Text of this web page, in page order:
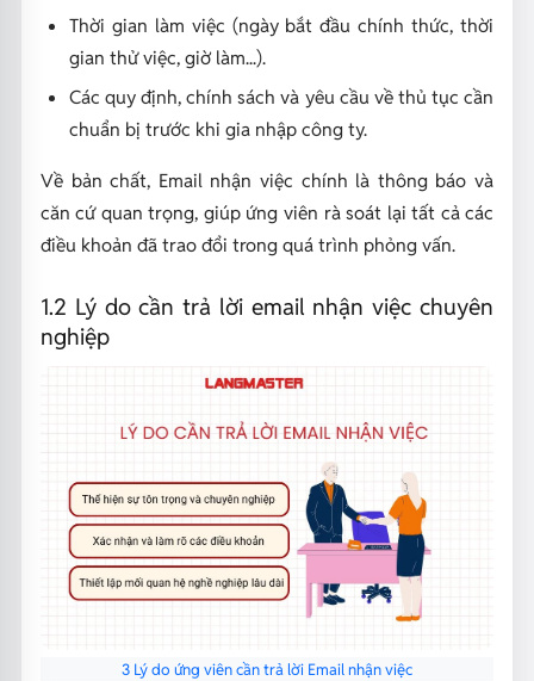
Thời gian làm việc (ngày bắt đầu chính thức, thời
gian thử việc, giờ làm...).
Các quy định, chính sách và yêu cầu về thủ tục cần
chuẩn bị trước khi gia nhập công ty.
Về bản chất, Email nhận việc chính là thông báo và
căn cứ quan trọng, giúp ứng viên rà soát lại tất cả các
điều khoản đã trao đổi trong quá trình phỏng vấn.
1.2 Lý do cần trả lời email nhận việc chuyên
nghiệp
3 Lý do ứng viên cần trả lời Email nhận việc